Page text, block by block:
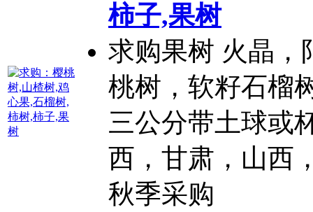
柿子,果树
求购果树 火晶，
桃树 ，软籽石榴
三公分带土球或
西，甘肃，山西
秋季采购